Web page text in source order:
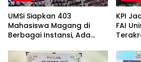
UMSi Siapkan 403
Mahasiswa Magang di
Berbagai Instansi, Ada
Taiwan
KPI
FAI